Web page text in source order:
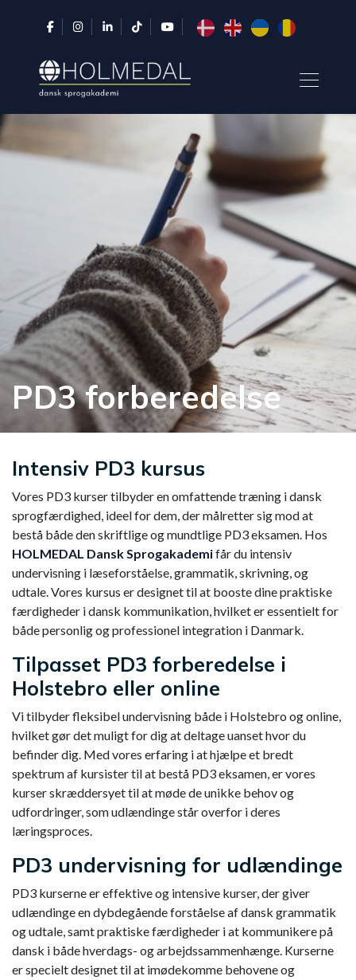
PD3 forberedelse
Intensiv PD3 kursus
Vores PD3 kurser tilbyder en omfattende træning i dansk
sprogfærdighed, ideel for dem, der målretter sig mod at
bestå både den skriftlige og mundtlige PD3 eksamen. Hos
HOLMEDAL Dansk Sprogakademifår du intensiv
undervisning i læseforståelse, grammatik, skrivning, og
udtale. Vores kursus er designet til at booste dine praktiske
færdigheder i dansk kommunikation, hvilket er essentielt for
både personlig og professionel integration i Danmark.
Tilpasset PD3 forberedelse i
Holstebro eller online
Vi tilbyder fleksibel undervisning både i Holstebro og online,
hvilket gør det muligt for dig at deltage uanset hvor du
befinder dig. Med vores erfaring i at hjælpe et bredt
spektrum af kursister til at bestå PD3 eksamen, er vores
kurser skræddersyet til at møde de unikke behov og
udfordringer, som udlændinge står overfor i deres
læringsproces.
PD3 undervisning for udlændinge
PD3 kurserne er effektive og intensive kurser, der giver
udlændinge en dybdegående forståelse af dansk grammatik
og udtale, samt praktiske færdigheder i at kommunikere på
dansk i både hverdags- og arbejdssammenhænge. Kurserne
er specielt designet til at imødekomme behovene og